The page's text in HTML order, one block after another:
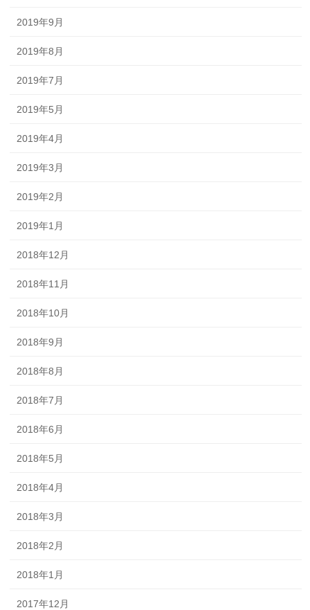
2019年9月
2019年8月
2019年7月
2019年5月
2019年4月
2019年3月
2019年2月
2019年1月
2018年12月
2018年11月
2018年10月
2018年9月
2018年8月
2018年7月
2018年6月
2018年5月
2018年4月
2018年3月
2018年2月
2018年1月
2017年12月